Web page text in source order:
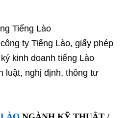
Tiếng Lào
ty Tiếng Lào, giấy phép
kinh doanh tiếng Lào
luật, nghị định, thông tư